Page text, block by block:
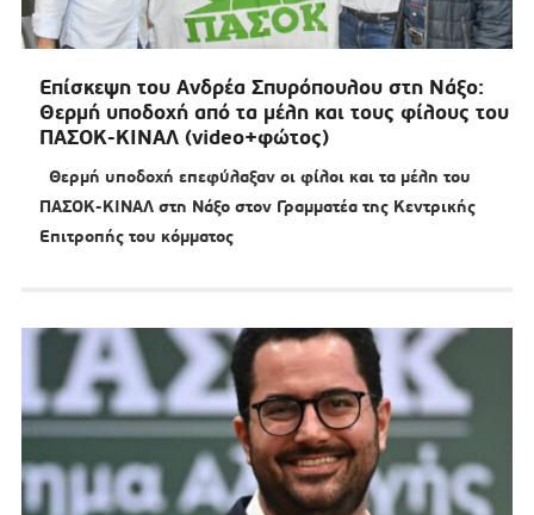
Επίσκεψη του Ανδρέα Σπυρόπουλου στη Νάξο:
Θερμή υποδοχή από τα μέλη και τους φίλους του
ΠΑΣΟΚ-ΚΙΝΑΛ (video+φώτος)
Θερμή υποδοχή επεφύλαξαν οι φίλοι και τα μέλη του
ΠΑΣΟΚ-ΚΙΝΑΛ στη Νάξο στον Γραμματέα της Κεντρικής
Επιτροπής του κόμματος